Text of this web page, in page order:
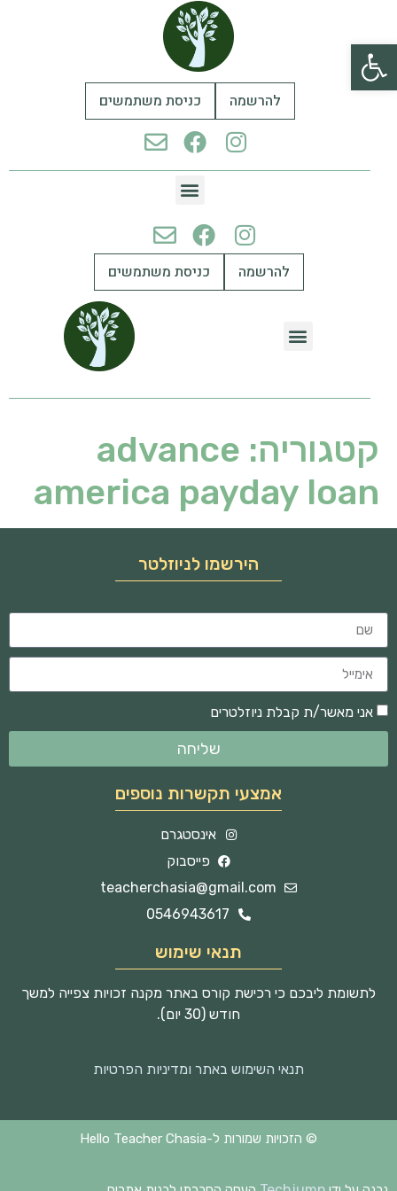
פתח סרגל נגישות
להרשמה כניסת משתמשים
להרשמה כניסת משתמשים
קטגוריה: advance
america payday loan
הירשמו לניוזלטר
אני מאשר/ת קבלת ניוזלטרים
שליחה
אמצעי תקשרות נוספים
אינסטגרם
פייסבוק
teacherchasia@gmail.com
0546943617
תנאי שימוש
לתשומת ליבכם כי רכישת קורס באתר מקנה זכויות צפייה למשך
חודש (30 יום).
תנאי השימוש באתר ומדיניות הפרטיות
© הזכויות שמורות ל-Hello Teacher Chasia